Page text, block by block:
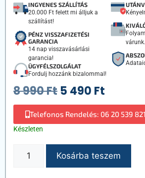
ből,
értékelés
alapján
INGYENES SZÁLLÍTÁS
20.000 Ft felett mi álljuk a
szállítást!
PÉNZ VISSZAFIZETÉSI
GARANCIA
14 nap visszavásárlási
garancia!
ÜGYFÉLSZOLGÁLAT
Fordulj hozzánk bizalommal!
várunk.
8 990Ft 5 490 Ft
Telefonos Rendelés: 06 20 539
Készleten
Kosárba teszem